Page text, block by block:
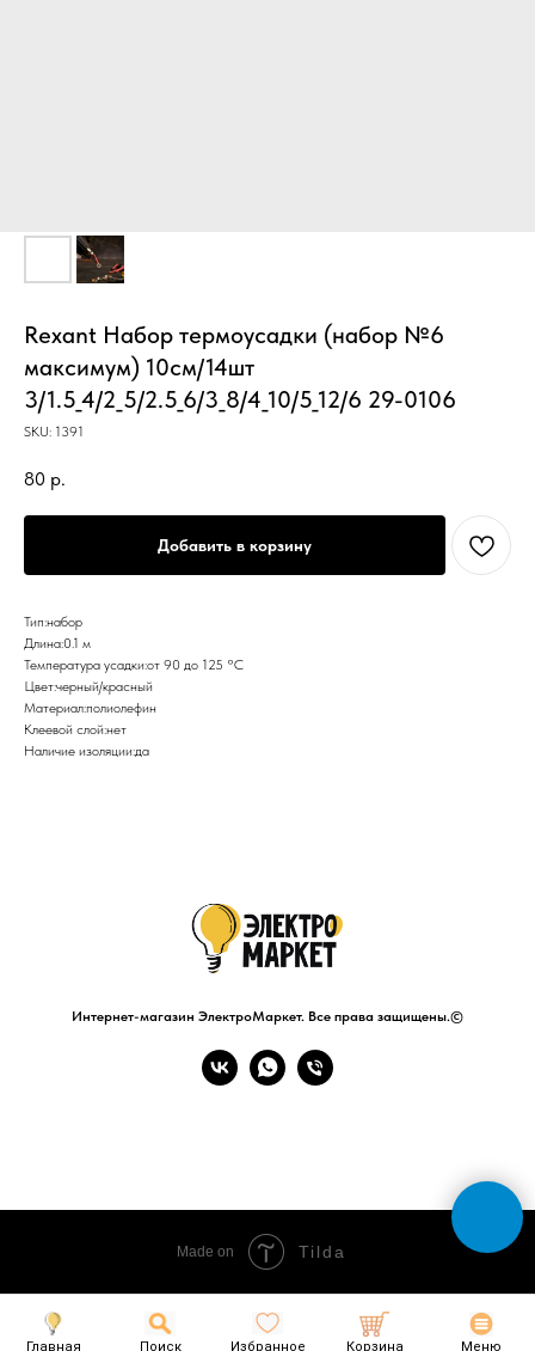
Главная Поиск Избранное Корзина Меню
Rexant Набор термоусадки (набор №6
максимум) 10см/14шт
3/1.5_4/2_5/2.5_6/3_8/4_10/5_12/6 29-0106
SKU: 1391
80 р.
Добавить в корзину
Тип:набор
Длина:0.1 м
Температура усадки:от 90 до 125 °С
Цвет:черный/красный
Материал:полиолефин
Клеевой слой:нет
Наличие изоляции:да
Интернет-магазин ЭлектроМаркет. Все права защищены.©
Made on Tilda